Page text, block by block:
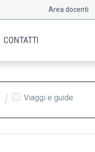
Area docenti
CONTATTI
Viaggi e guide